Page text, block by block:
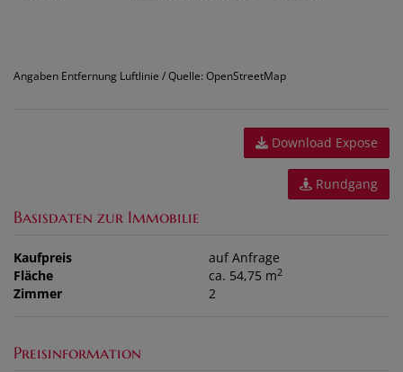
Angaben Entfernung Luftlinie / Quelle: OpenStreetMap
Download Expose
Rundgang
Basisdaten zur Immobilie
Kaufpreis
auf Anfrage
Fläche
ca. 54,75 m2
Zimmer 2
Preisinformation